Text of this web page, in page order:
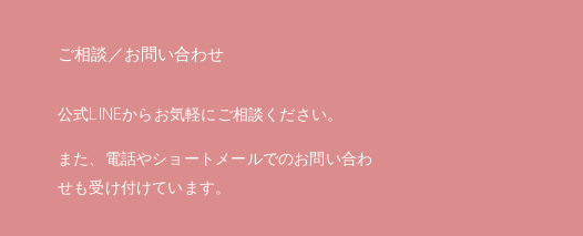
ご相談／お問い合わせ
公式LINEからお気軽にご相談ください。
また、電話やショートメールでのお問い合わ
せも受け付けています。